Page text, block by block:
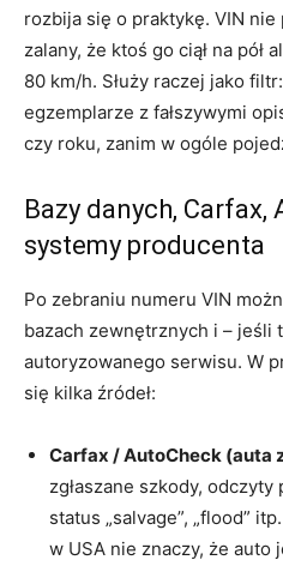
rozbija się o praktykę. VIN nie
zalany, że ktoś go ciął na pół
80 km/h. Służy raczej jako
egzemplarze z fałszywymi
czy roku, zanim w ogóle
Bazy danych, Carfax,
systemy producenta
Po zebraniu numeru VIN
bazach zewnętrznych i – jeśli
autoryzowanego serwisu. W
się kilka źródeł:
Carfax / AutoCheck (auta
zgłaszane szkody,
status „salvage”, „flood”
w USA nie znaczy, że auto